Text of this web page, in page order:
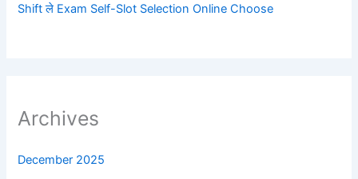
Shift ले Exam Self-Slot Selection Online Choose
Archives
December 2025